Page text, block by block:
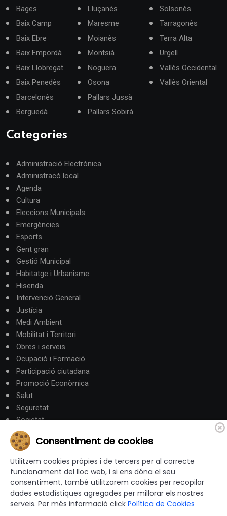
Bages
Baix Camp
Baix Ebre
Baix Empordà
Baix Llobregat
Baix Penedès
Barcelonès
Berguedà
Lluçanès
Maresme
Moianès
Montsià
Noguera
Osona
Pallars Jussà
Pallars Sobirà
Solsonès
Tarragonès
Terra Alta
Urgell
Vallès Occidental
Vallès Oriental
Categories
Administració Electrònica
Administracó local
Agenda
Cultura
Eleccions Municipals
Emergències
Esports
Gent gran
Gestió Municipal
Habitatge i Urbanisme
Hisenda
Intervenció General
Justícia
Medi Ambient
Mobilitat i Territori
Obres i serveis
Ocupació i Formació
Participació ciutadana
Promoció Econòmica
Salut
Seguretat
Societat
Turisme
Altres Canals
canalandorra.ad
Consentiment de cookies
Utilitzem cookies pròpies i de tercers per al correcte
funcionament del lloc web, i si ens dóna el seu
consentiment, també utilitzarem cookies per recopilar
dades estadístiques agregades per millorar els nostres
serveis. Per més informació click Política de Cookies